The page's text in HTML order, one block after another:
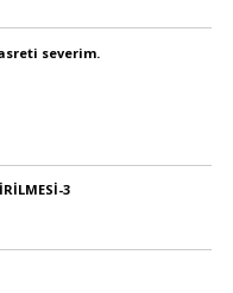
severim.
3